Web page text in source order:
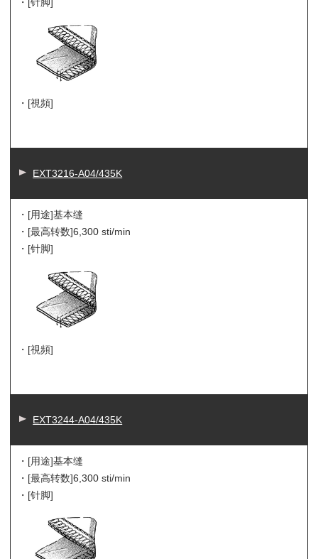
・[視頻]
EXT3216-A04/435K
・[用途]基本缝
・[最高转数]6,300 sti/min
・[针脚]
・[視頻]
EXT3244-A04/435K
・[用途]基本缝
・[最高转数]6,300 sti/min
・[针脚]